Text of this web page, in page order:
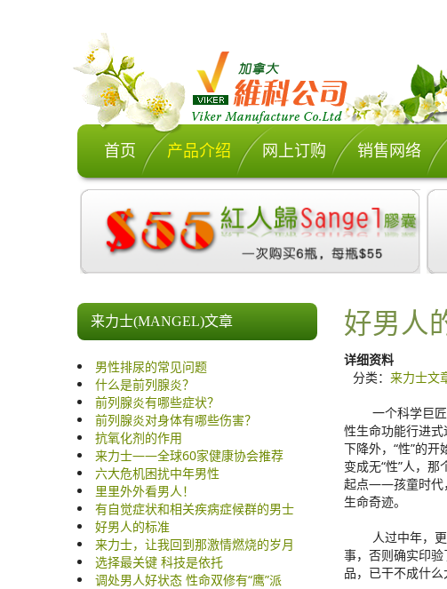
首页 产品介绍 网上订购 销售网络
来力士(MANGEL)文章
男性排尿的常见问题
什么是前列腺炎？
前列腺炎有哪些症状？
前列腺炎对身体有哪些伤害？
抗氧化剂的作用
来力士——全球60家健康协会推荐
六大危机困扰中年男性
里里外外看男人！
有自觉症状和相关疾病症候群的男士
好男人的标准
来力士，让我回到那激情燃烧的岁月
选择最关键 科技是依托
调处男人好状态 性命双修有“鹰”派
好男人
详细资料
分类： 来力士文
一个科学巨匠曾
性生命功能行进
下降外，“性”的
变成无“性”人，
起点——孩童时代
生命奇迹。
人过中年，更加
事，否则确实印
品，已干不成什么